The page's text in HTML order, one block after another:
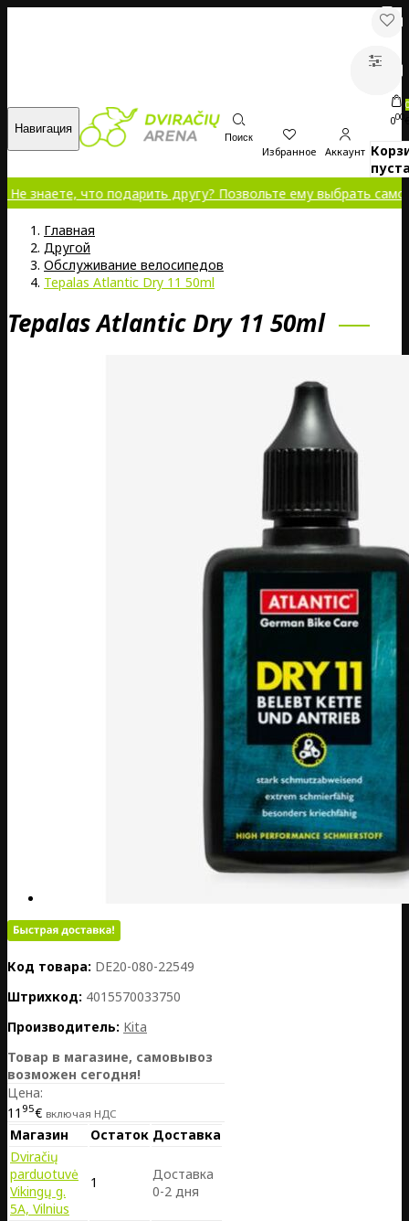
Навигация
Поиск
Избранное Аккаунт
0
000
что подарить другу? Позвольте ему выбрать самому!
Главная
Другой
Обслуживание велосипедов
Tepalas Atlantic Dry 11 50ml
Tepalas Atlantic Dry 11 50ml
Код товара: DE20-080-22549
Штрихкод: 4015570033750
Производитель: Kita
Товар в магазине, самовывоз
возможен сегодня!
Цена:
11 95€ включая НДС
Магазин Остаток Доставка
Dviračių
parduotuvė
Vikingų g.
5A, Vilnius
1
Доставка
0-2 дня